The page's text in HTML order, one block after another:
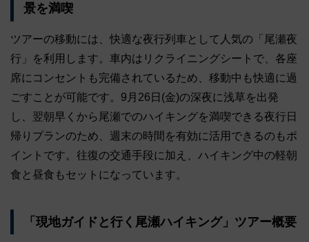
景を満喫
ツアーの移動には、快適な夜行列車として人気の「尾瀬夜
行」を利用します。車内はリクライニングシートで、各座
席にコンセントも完備されているため、移動中も快適に過
ごすことが可能です。9月26日(金)の深夜に浅草を出発
し、翌朝早くから尾瀬でのハイキングを満喫できる夜行日
帰りプランのため、週末の時間を有効に活用できるのもポ
イントです。往復の交通手段に加え、ハイキング中の軽朝
食と昼食もセットになっています。
「現地ガイドと行く尾瀬ハイキング」ツアー概要